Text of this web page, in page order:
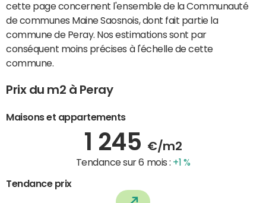
cette page concernent l'ensemble de la Communauté
de communes Maine Saosnois, dont fait partie la
commune de Peray. Nos estimations sont par
conséquent moins précises à l'échelle de cette
commune.
Prix du m2 à Peray
Maisons et appartements
1 245 €/m2
Tendance sur 6 mois : +1 %
Tendance prix